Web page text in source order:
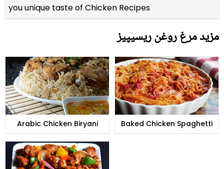
you unique taste of Chicken Recipes
مزید مرغ روغن ریسیپیز
Arabic Chicken Biryani Baked Chicken Spaghetti